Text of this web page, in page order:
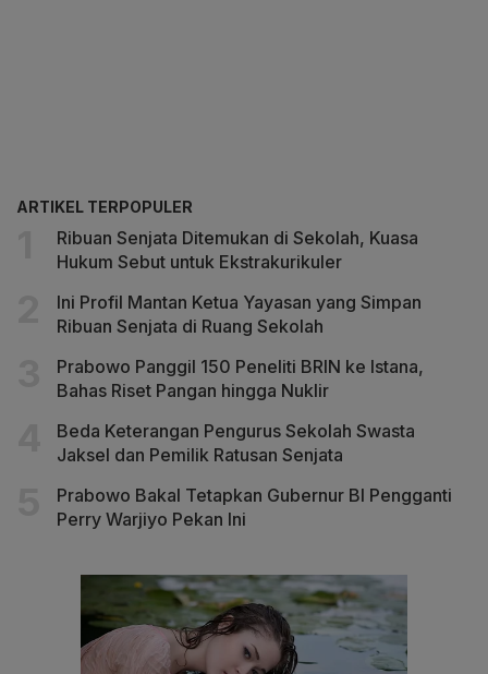
ARTIKEL TERPOPULER
Ribuan Senjata Ditemukan di Sekolah, Kuasa
Hukum Sebut untuk Ekstrakurikuler
Ini Profil Mantan Ketua Yayasan yang Simpan
Ribuan Senjata di Ruang Sekolah
Prabowo Panggil 150 Peneliti BRIN ke Istana,
Bahas Riset Pangan hingga Nuklir
Beda Keterangan Pengurus Sekolah Swasta
Jaksel dan Pemilik Ratusan Senjata
Prabowo Bakal Tetapkan Gubernur BI Pengganti
Perry Warjiyo Pekan Ini